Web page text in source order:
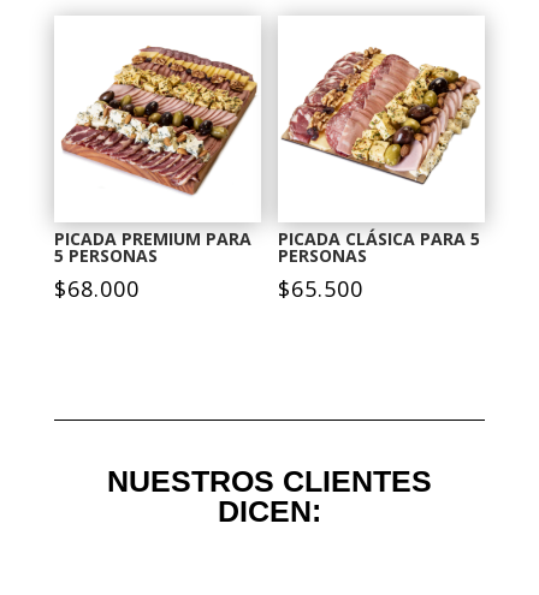
PICADA PREMIUM PARA
5 PERSONAS
$68.000
PICADA CLÁSICA PARA 5
PERSONAS
$65.500
NUESTROS CLIENTES
DICEN: